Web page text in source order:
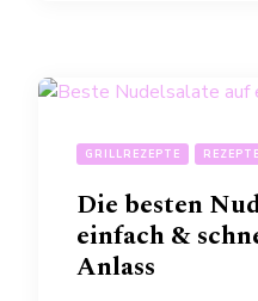
GRILLREZEPTE REZEPTE
Die besten
einfach &
Anlass